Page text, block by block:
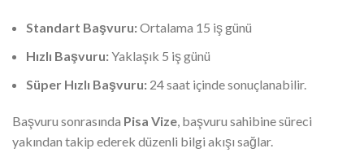
Standart Başvuru:Ortalama 15 iş günü
Hızlı Başvuru:Yaklaşık 5 iş günü
Süper Hızlı Başvuru: 24 saat içinde sonuçlanabilir.
Başvuru sonrasında Pisa Vize, başvuru sahibine süreci
yakından takip ederek düzenli bilgi akışı sağlar.